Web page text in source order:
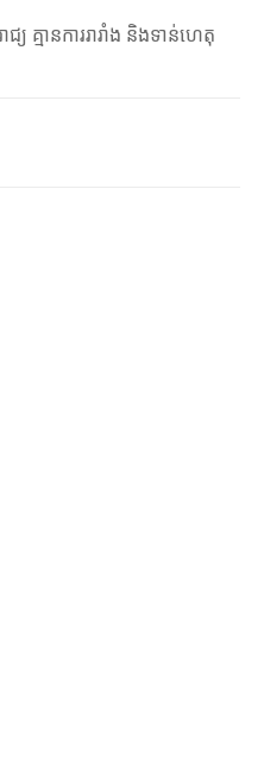
គ្មានការរារាំង និងទាន់ហេតុ